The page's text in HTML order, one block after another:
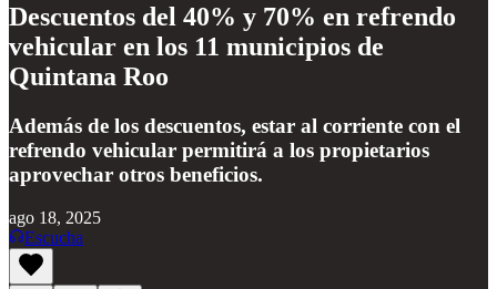
Descuentos del 40% y 70% en refrendo
vehicular en los 11 municipios de
Quintana Roo
Además de los descuentos, estar al corriente con el
refrendo vehicular permitirá a los propietarios
aprovechar otros beneficios.
ago 18, 2025
Escucha